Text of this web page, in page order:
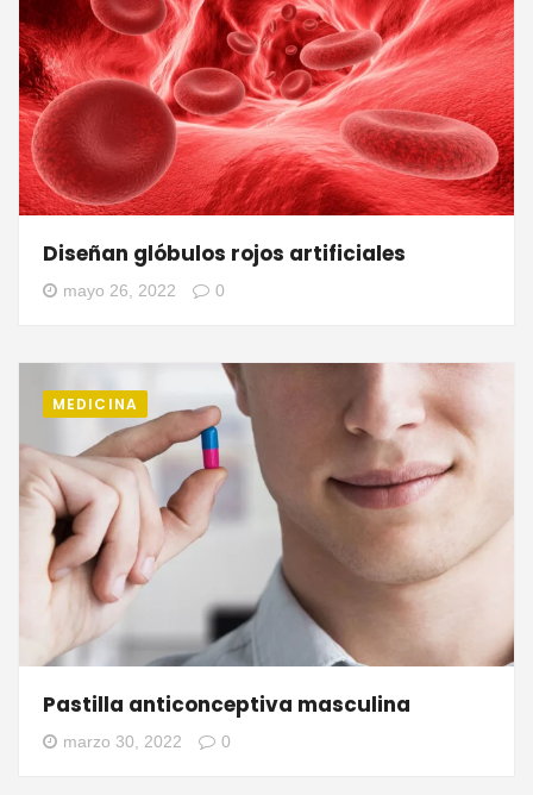
Diseñan glóbulos rojos artificiales
mayo 26, 2022 0
MEDICINA
Pastilla anticonceptiva masculina
marzo 30, 2022 0